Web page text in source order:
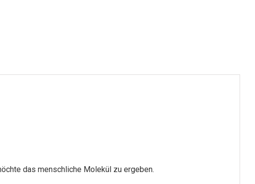
das menschliche Molekül zu ergeben.